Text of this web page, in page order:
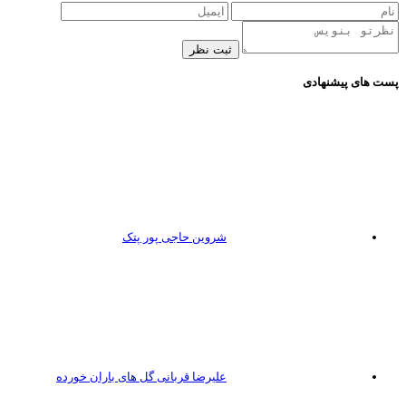
ثبت نظر
های پیشنهادی
شروین حاجی پور پتک
علیرضا قربانی گل های باران خورده